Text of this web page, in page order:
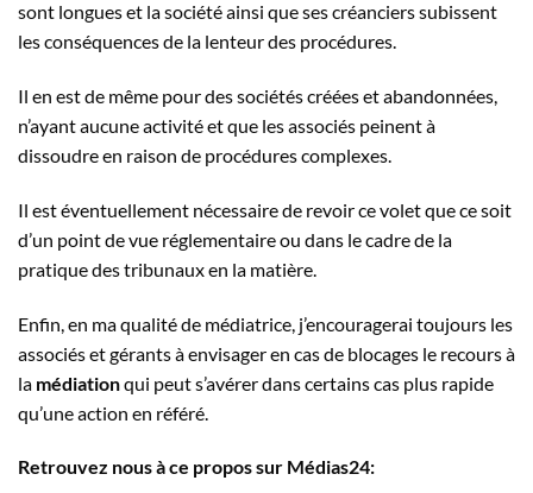
sont longues et la société ainsi que ses créanciers subissent
les conséquences de la lenteur des procédures.
Il en est de même pour des sociétés créées et abandonnées,
n’ayant aucune activité et que les associés peinent à
dissoudre en raison de procédures complexes.
Il est éventuellement nécessaire de revoir ce volet que ce soit
d’un point de vue réglementaire ou dans le cadre de la
pratique des tribunaux en la matière.
Enfin, en ma qualité de médiatrice, j’encouragerai toujours les
associés et gérants à envisager en cas de blocages le recours à
la médiationqui peut s’avérer dans certains cas plus rapide
qu’une action en référé.
Retrouvez nous à ce propos sur Médias24: